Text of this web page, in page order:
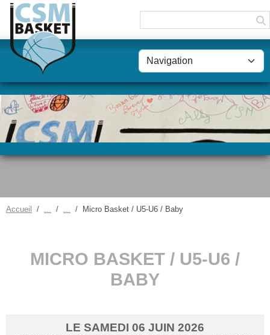
Accueil Micro Basket / U5-U6 / Baby
MICRO BASKET / U5-U6 /
BABY
LE SAMEDI 06 JUIN 2026
Panneau de gestion des cookies